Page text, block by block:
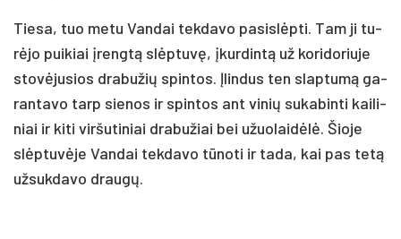
Tie­sa, tuo me­tu Van­dai tek­da­vo pa­si­slėp­ti. Tam ji tu­
rė­jo pui­kiai įreng­tą slėp­tu­vę, įkur­din­tą už ko­ri­do­riu­je
sto­vė­ju­sios dra­bu­žių spin­tos. Įlin­dus ten slap­tu­mą ga­
ran­ta­vo tarp sie­nos ir spin­tos ant vi­nių su­ka­bin­ti kai­li­
niai ir ki­ti vir­šu­ti­niai dra­bu­žiai bei užuo­lai­dė­lė. Šio­je
slėp­tu­vė­je Van­dai tek­da­vo tū­no­ti ir ta­da, kai pas te­tą
už­suk­da­vo drau­gų.